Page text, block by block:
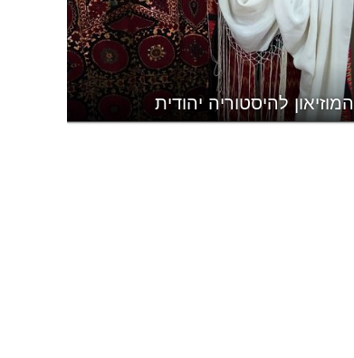
המוזיאון להיסטוריה יהודית